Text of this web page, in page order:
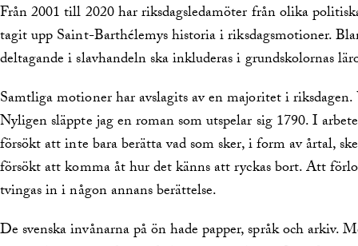
Från 2001 till 2020 har riksdagsledamöter från olika
tagit upp Saint-Barthélemys historia i riksdagsmotioner.
deltagande i slavhandeln ska inkluderas i grundskolornas
Samtliga motioner har avslagits av en majoritet i
Nyligen släppte jag en roman som utspelar sig 1790. I
försökt att inte bara berätta vad som sker, i form av årtal,
försökt att komma åt hur det känns att ryckas bort. Att
tvingas in i någon annans berättelse.
De svenska invånarna på ön hade papper, språk och arkiv.